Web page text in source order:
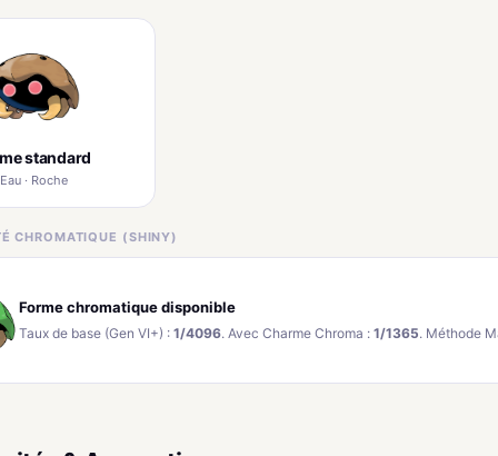
standard
Eau · Roche
CHROMATIQUE (SHINY)
Forme chromatique disponible
Taux de base (Gen VI+) : 1/4096. Avec Charme Chroma : 1/1365. Méthode